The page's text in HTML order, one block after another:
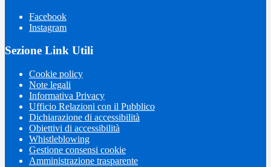
Facebook
Instagram
Sezione Link Utili
Cookie policy
Note legali
Informativa Privacy
Ufficio Relazioni con il Pubblico
Dichiarazione di accessibilità
Obiettivi di accessibilità
Whistleblowing
Gestione consensi cookie
Amministrazione trasparente